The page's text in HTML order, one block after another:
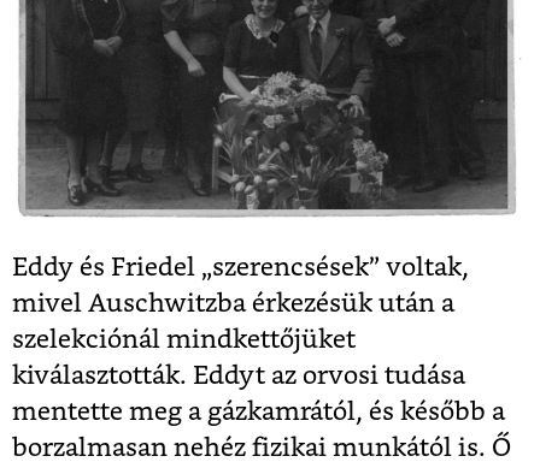
Eddy és Friedel „szerencsések” voltak,
mivel Auschwitzba érkezésük után a
szelekciónál mindkettőjüket
kiválasztották. Eddyt az orvosi tudása
mentette meg a gázkamrától, és később a
borzalmasan nehéz fizikai munkától is. Ő